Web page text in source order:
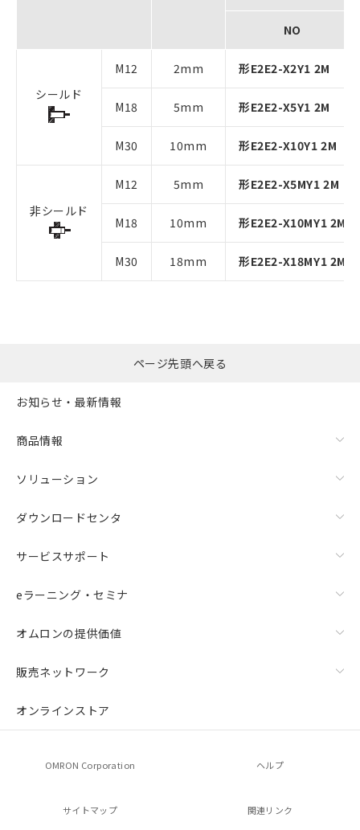
NO
シールド
M12 2mm 形E2E2-X2Y1 2M
M18 5mm 形E2E2-X5Y1 2M
M30 10mm 形E2E2-X10Y1 2M
非シールド
M12 5mm 形E2E2-X5MY1 2M
M18 10mm 形E2E2-X10MY1 2M
M30 18mm 形E2E2-X18MY1 2M
ページ先頭へ戻る
お知らせ・最新情報
商品情報
ソリューション
ダウンロードセンタ
サービスサポート
eラーニング・セミナ
オムロンの提供価値
販売ネットワーク
オンラインストア
OMRON Corporation ヘルプ
サイトマップ 関連リンク